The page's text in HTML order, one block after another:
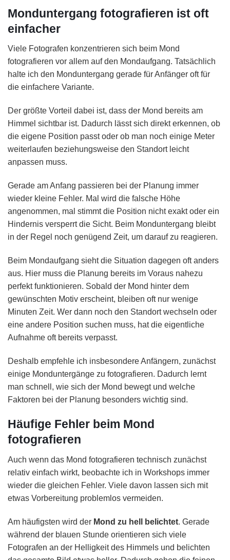
Monduntergang fotografieren ist oft
einfacher
Viele Fotografen konzentrieren sich beim Mond
fotografieren vor allem auf den Mondaufgang. Tatsächlich
halte ich den Monduntergang gerade für Anfänger oft für
die einfachere Variante.
Der größte Vorteil dabei ist, dass der Mond bereits am
Himmel sichtbar ist. Dadurch lässt sich direkt erkennen, ob
die eigene Position passt oder ob man noch einige Meter
weiterlaufen beziehungsweise den Standort leicht
anpassen muss.
Gerade am Anfang passieren bei der Planung immer
wieder kleine Fehler. Mal wird die falsche Höhe
angenommen, mal stimmt die Position nicht exakt oder ein
Hindernis versperrt die Sicht. Beim Monduntergang bleibt
in der Regel noch genügend Zeit, um darauf zu reagieren.
Beim Mondaufgang sieht die Situation dagegen oft anders
aus. Hier muss die Planung bereits im Voraus nahezu
perfekt funktionieren. Sobald der Mond hinter dem
gewünschten Motiv erscheint, bleiben oft nur wenige
Minuten Zeit. Wer dann noch den Standort wechseln oder
eine andere Position suchen muss, hat die eigentliche
Aufnahme oft bereits verpasst.
Deshalb empfehle ich insbesondere Anfängern, zunächst
einige Monduntergänge zu fotografieren. Dadurch lernt
man schnell, wie sich der Mond bewegt und welche
Faktoren bei der Planung besonders wichtig sind.
Häufige Fehler beim Mond
fotografieren
Auch wenn das Mond fotografieren technisch zunächst
relativ einfach wirkt, beobachte ich in Workshops immer
wieder die gleichen Fehler. Viele davon lassen sich mit
etwas Vorbereitung problemlos vermeiden.
Am häufigsten wird der Mond zu hell belichtet. Gerade
während der blauen Stunde orientieren sich viele
Fotografen an der Helligkeit des Himmels und belichten